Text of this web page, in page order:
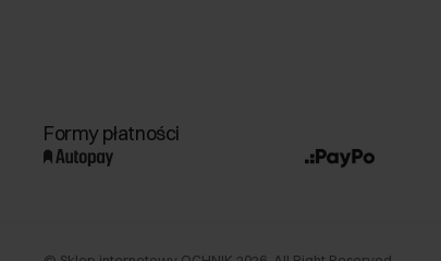
Formy płatności